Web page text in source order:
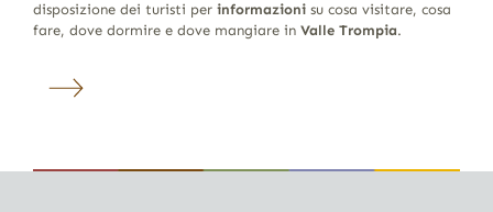
disposizione dei turisti per informazionisu cosa visitare, cosa
fare, dove dormire e dove mangiare in Valle Trompia.